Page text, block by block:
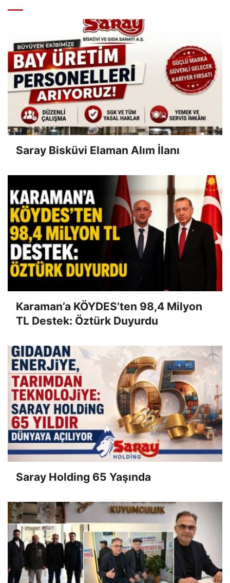
Saray Bisküvi Elaman Alım İlanı
Karaman’a KÖYDES’ten 98,4 Milyon
TL Destek: Öztürk Duyurdu
Saray Holding 65 Yaşında